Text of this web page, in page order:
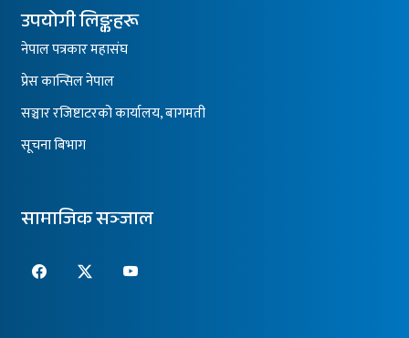
उपयोगी लिङ्कहरू
नेपाल पत्रकार महासंघ
प्रेस कान्सिल नेपाल
सञ्चार रजिष्टाटरको कार्यालय, बागमती
सूचना बिभाग
सामाजिक सञ्जाल